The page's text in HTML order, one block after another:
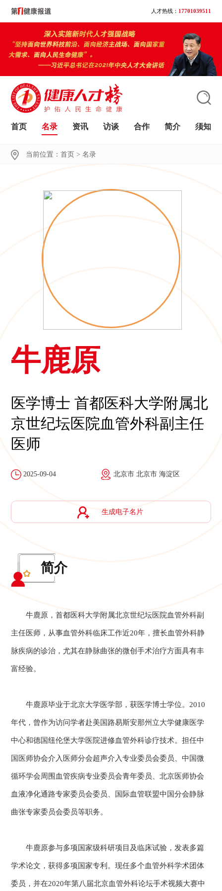
人才热线： 17701039511
首页 名录 资讯 访谈 合作 简介
须知
大家都在搜
当前位置：首页 >名录
牛鹿原
医学博士 首都医科大学附属北
京世纪坛医院血管外科副主任
医师
2025-09-04 北京市 北京市 海淀区
生成电子名片
简介
牛鹿原，首都医科大学附属北京世纪坛医院血管外科副
主任医师，从事血管外科临床工作近20年，擅长血管外科静
脉疾病的诊治，尤其在静脉曲张的微创手术治疗方面具有丰
富经验。
牛鹿原毕业于北京大学医学部，获医学博士学位。2010
年代，曾作为访问学者赴美国路易斯安那州立大学健康医学
中心和德国纽伦堡大学医院进修血管外科诊疗技术。担任中
国医师协会介入医师分会超声介入专业委员会委员、中国微
循环学会周围血管疾病专业委员会青年委员、北京医师协会
血液净化通路专家委员会委员、国际血管联盟中国分会静脉
曲张专家委员会委员等职务。
牛鹿原参与多项国家级科研项目及临床试验，发表多篇
学术论文，获得多项国家专利。现任多个血管外科学术团体
委员，并在2020年第八届北京血管外科论坛手术视频大赛中